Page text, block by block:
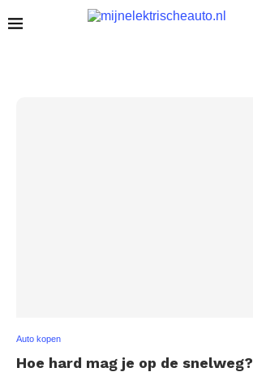
Auto kopen
Hoe hard mag je op de snelweg?